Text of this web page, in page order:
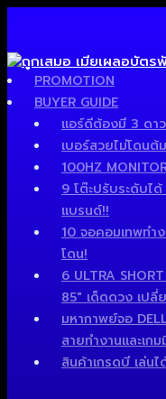
PROMOTION
BUYER GUIDE
แอร์ดีต้องมี 3 ดา
เบอร์สวยไม่โดน
100HZ
9 โต๊ะปรับระดับไ
แบรนด์!!
10 จอคอมเทพทำ
โดน!
6 ULTRA
85″ เด็ดดวง เปลี่
มหากาพย์จอ
สายทำงานและเก
สินค้าเกรดบี เล่น